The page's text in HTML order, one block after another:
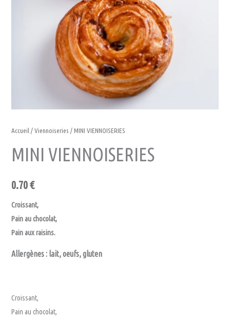
Accueil /Viennoiseries / MINI VIENNOISERIES
MINI VIENNOISERIES
0.70€
Croissant,
Pain au chocolat,
Pain aux raisins.
Allergènes : lait, oeufs, gluten
Croissant,
Pain au chocolat,